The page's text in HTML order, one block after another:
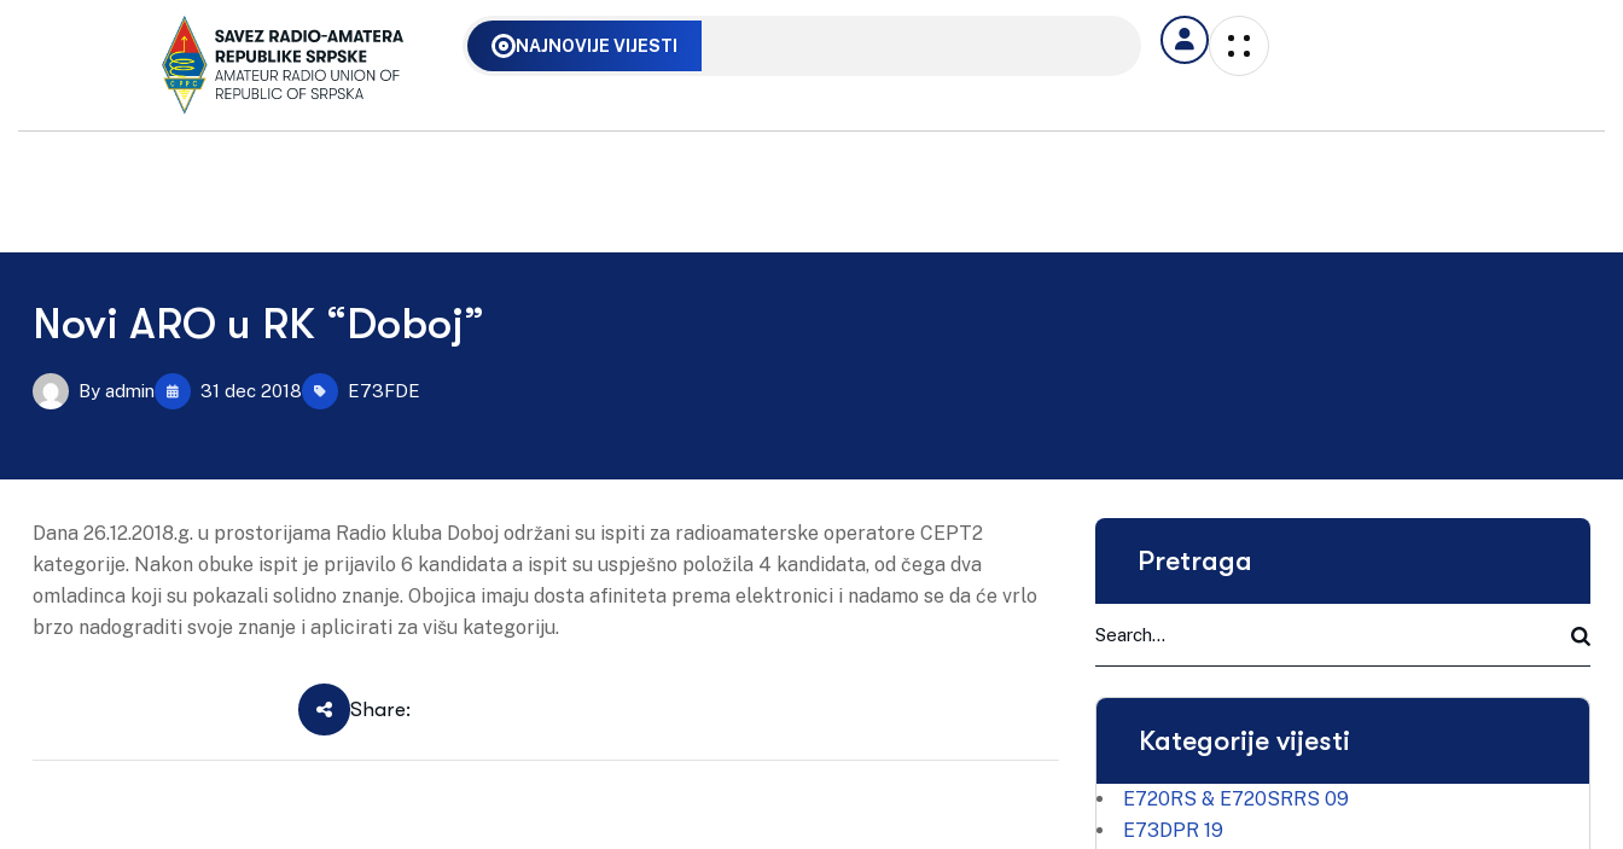
NAJNOVIJE VIJESTI
Novi ARO u RK “Doboj”
By admin 31 dec 2018 E73FDE
Dana 26.12.2018.g. u prostorijama Radio kluba Doboj održani su ispiti za radioamaterske operatore CEPT2
kategorije. Nakon obuke ispit je prijavilo 6 kandidata a ispit su uspješno položila 4 kandidata, od čega dva
omladinca koji su pokazali solidno znanje. Obojica imaju dosta afiniteta prema elektronici i nadamo se da će vrlo
brzo nadograditi svoje znanje i aplicirati za višu kategoriju.
Share:
Pretraga
Kategorije vijesti
E720RS & E720SRRS 09
E73DPR 19